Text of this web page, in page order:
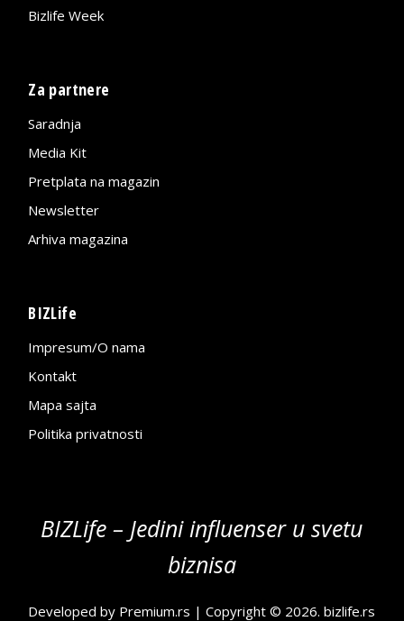
Bizlife Week
Za partnere
Saradnja
Media Kit
Pretplata na magazin
Newsletter
Arhiva magazina
BIZLife
Impresum/O nama
Kontakt
Mapa sajta
Politika privatnosti
BIZLife – Jedini influenser u svetu
biznisa
Developed by Premium.rs | Copyright © 2026.bizlife.rs